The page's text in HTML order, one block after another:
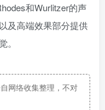
和Wurlitzer的声
及高端效果部分提供
网络收集整理，不对